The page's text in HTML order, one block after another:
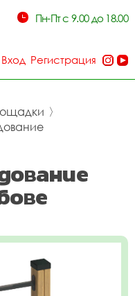
Пн-Пт с 9.00 до 18.00
Вход Регистрация
〉